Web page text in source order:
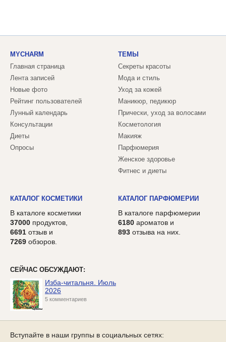
MYCHARM
Главная страница
Лента записей
Новые фото
Рейтинг пользователей
Лунный календарь
Консультации
Диеты
Опросы
ТЕМЫ
Секреты красоты
Мода и стиль
Уход за кожей
Маникюр, педикюр
Прически, уход за волосами
Косметология
Макияж
Парфюмерия
Женское здоровье
Фитнес и диеты
КАТАЛОГ КОСМЕТИКИ
В каталоге косметики
37000 продуктов,
6691 отзыв и
7269 обзоров.
КАТАЛОГ ПАРФЮМЕРИИ
В каталоге парфюмерии
6180 ароматов и
893 отзыва на них.
СЕЙЧАС ОБСУЖДАЮТ:
Изба-читальня. Июль
2026
5 комментариев
Вступайте в наши группы в социальных сетях: